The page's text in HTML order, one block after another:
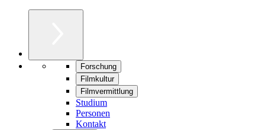
Forschung
Filmkultur
Filmvermittlung
Studium
Personen
Kontakt